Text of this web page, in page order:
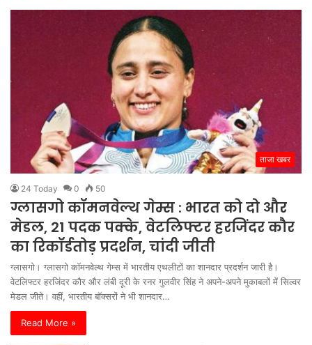
ताजा खबर
24 Today 0 50
ग्लासगो कॉमनवेल्थ गेम्स : भारत को दो और
मेडल, 21 पदक पक्के, वेटलिफ्टर हरजिंदर कौर
का रिकॉर्डतोड़ प्रदर्शन, चांदी जीती
ग्लासगो। ग्लासगो कॉमनवेल्थ गेम्स में भारतीय एथलीटों का शानदार प्रदर्शन जारी है।
वेटलिफ्टर हरजिंदर कौर और लंबी दूरी के रनर गुलवीर सिंह ने अपने-अपने मुकाबलों में सिल्वर
मेडल जीते। वहीं, भारतीय बॉक्सरों ने भी शानदार…
Read More »